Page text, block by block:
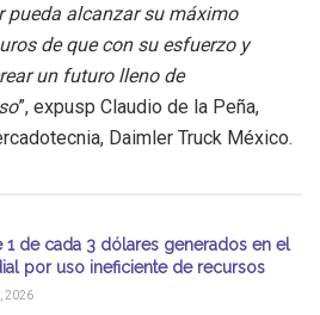
pueda alcanzar su máximo
de que con su esfuerzo y
un futuro lleno de
”, expusp Claudio de la Peña,
Daimler Truck México.
1 de cada 3 dólares generados en el
por uso ineficiente de recursos
2026